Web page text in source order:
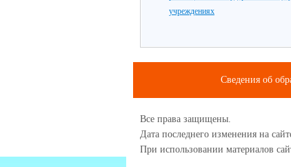
учреждениях
Сведения об
Все права защищены.
Дата последнего изменения на
При использовании материалов